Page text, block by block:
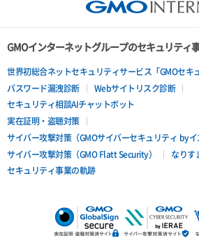
GMOインターネットグループのセキュリティ
世界初総合ネットセキュリティサービス「GMOセキ
パスワード漏洩診断
Webサイトリスク診断
セキュリティ相談AIチャットボット
実在証明・盗聴対策
サイバー攻撃対策（GMOサイバーセキュリティ byイ
サイバー攻撃対策（GMO Flatt Security）
なりす
セキュリティ事業の軌跡